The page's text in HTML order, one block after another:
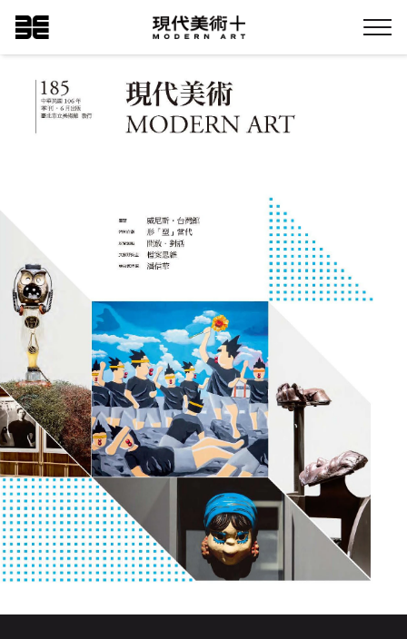
到
主
要
現代美術+Logo
Menu